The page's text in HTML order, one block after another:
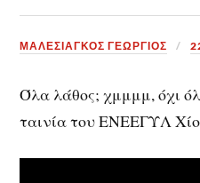
ΜΑΛΕΣΙΑΓΚΟΣ ΓΕΩΡΓΙΟΣ
Όλα λάθος; χμμμμ, όχι
ταινία του ΕΝΕΕΓΥΛ